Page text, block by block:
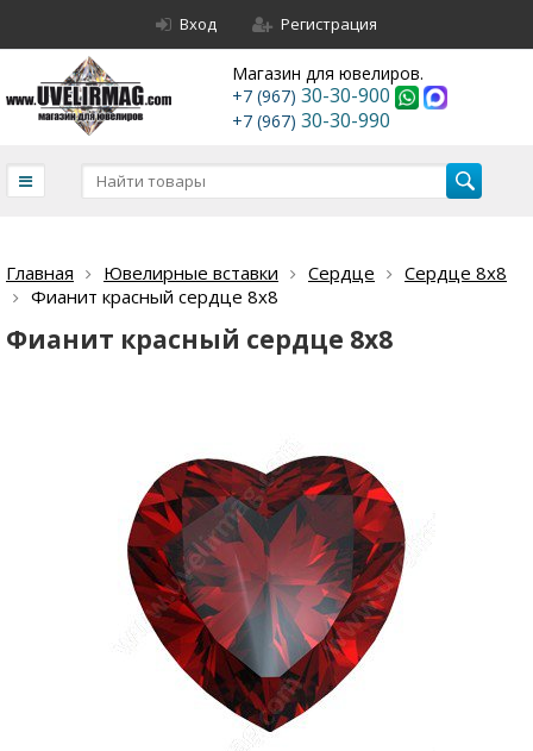
Вход Регистрация
Магазин для ювелиров.
+7 (967) 30-30-900
+7 (967) 30-30-990
Главная Ювелирные вставки Сердце
Сердце 8х8
Фианит красный сердце 8х8
Фианит красный сердце 8х8